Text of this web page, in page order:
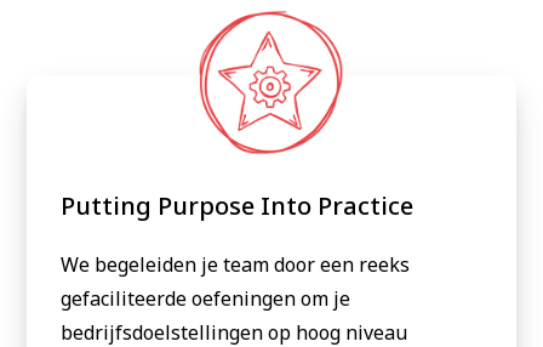
Putting Purpose Into Practice
We begeleiden je team door een reeks
gefaciliteerde oefeningen om je
bedrijfsdoelstellingen op hoog niveau